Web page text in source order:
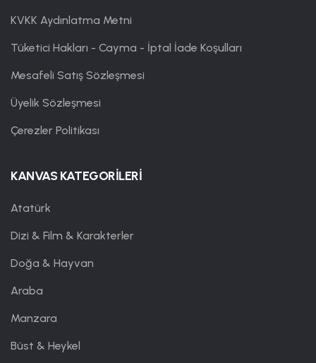
KVKK Aydınlatma Metni
Tüketici Hakları - Cayma - İptal İade Koşulları
Mesafeli Satış Sözleşmesi
Üyelik Sözleşmesi
Çerezler Politikası
KANVAS KATEGORİLERİ
Atatürk
Dizi & Film & Karakterler
Doğa & Hayvan
Araba
Manzara
Büst & Heykel